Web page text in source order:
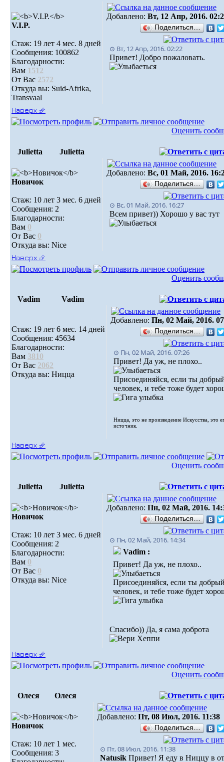
V.I.P.
Стаж: 19 лет 4 мес. 8 дней
Сообщения: 100862
Благодарности:
Вам 1512
От Вас 2572
Откуда вы: Suid-Afrika,
Transvaal
Добавлено: Вт, 12 Апр, 2016.
Поделиться…
⊙ Вт, 12 Апр, 2016. 02:22
Привет! Добро пожаловать.
Наверх ⮵
Оценить
Julietta Julietta
Новичок
Стаж: 10 лет 3 мес. 6 дней
Сообщения: 2
Благодарности:
Вам 0
От Вас 0
Откуда вы: Nice
Добавлено: Вс, 01 Май, 2016.
Поделиться…
⊙ Вс, 01 Май, 2016. 16:27
Всем привет)) Хорошо у вас тут
Наверх ⮵
Оценить
Vadim Vadim
Стаж: 19 лет 6 мес. 14 дней
Сообщения: 45634
Благодарности:
Вам 3810
От Вас 2062
Откуда вы: Ницца
Добавлено: Пн, 02 Май, 2016.
Поделиться…
⊙ Пн, 02 Май, 2016. 07:26
Привет! Да уж, не плохо..
Присоединяйся, если ты
человек, и тебе тоже будет
Ницца, это не произведение Искусства, это
источник.
Наверх ⮵
Оценить
Julietta Julietta
Новичок
Стаж: 10 лет 3 мес. 6 дней
Сообщения: 2
Благодарности:
Вам 0
От Вас 0
Откуда вы: Nice
Добавлено: Пн, 02 Май, 2016.
Поделиться…
⊙ Пн, 02 Май, 2016. 14:34
Vadim :
Привет! Да уж, не плохо..
Присоединяйся, если ты
человек, и тебе тоже будет
Спасибо)) Да, я сама доброта
Наверх ⮵
Оценить
Олеся Олеся
Новичок
Стаж: 10 лет 1 мес.
Сообщения: 3
Добавлено: Пт, 08 Июл, 2016. 11:38
Поделиться…
⊙ Пт, 08 Июл, 2016. 11:38
Natusik Привет! Я еду в Ниццу в